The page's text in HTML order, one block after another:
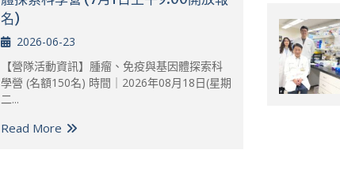
名)
2026-06-23
【營隊活動資訊】腫瘤、免疫與基因體探索科
學營 (名額150名) 時間｜2026年08月18日(星期
二...
Read More